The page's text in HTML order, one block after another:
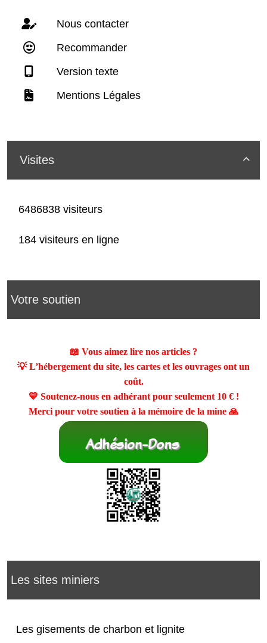
Nous contacter
Recommander
Version texte
Mentions Légales

Visites
6486838 visiteurs
184 visiteurs en ligne
Votre soutien
📖 Vous aimez lire nos articles ?
💡 L’hébergement du site, les cartes et les ouvrages ont un
coût.
💛 Soutenez-nous en adhérant pour seulement 10 €!
Merci pour votre soutien à la mémoire de la mine 🙏
Les sites miniers
Les gisements de charbon et lignite